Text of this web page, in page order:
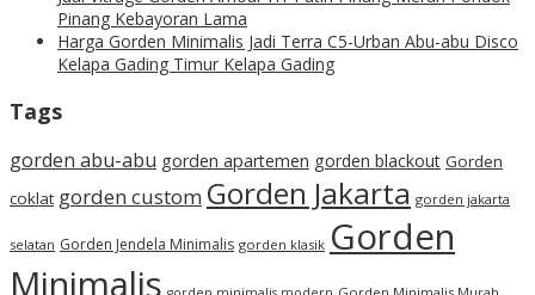
Pinang Kebayoran Lama
Harga Gorden Minimalis Jadi Terra C5-Urban Abu-abu Disco
Kelapa Gading Timur Kelapa Gading
Tags
gorden abu-abu gorden apartemen gorden blackout Gorden
coklat gorden custom Gorden Jakarta gorden jakarta
selatan Gorden Jendela Minimalis gorden klasik Gorden
Minimalis